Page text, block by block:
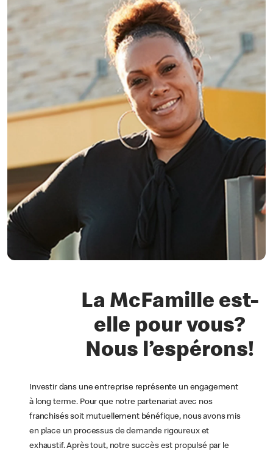
La McFamille est-
elle pour vous?
Nous l’espérons!
Investir dans une entreprise représente un engagement
à long terme. Pour que notre partenariat avec nos
franchisés soit mutuellement bénéfique, nous avons mis
en place un processus de demande rigoureux et
exhaustif. Après tout, notre succès est propulsé par le